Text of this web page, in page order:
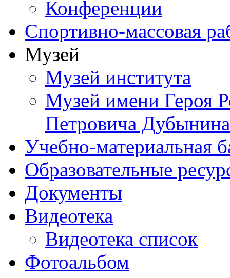
Конференции
Спортивно-массовая
Музей
Музей института
Музей имени Героя
Петровича Дубынина
Учебно-материальная
Образовательные
Документы
Видеотека
Видеотека список
Фотоальбом